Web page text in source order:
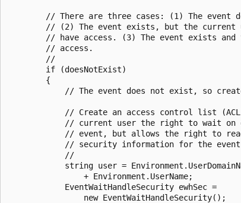
// There are three cases: (1) The event
// (2) The event exists, but the current
// have access. (3) The event exists and
        // access.
        //
        if (doesNotExist)
        {
// The event does not exist, so
// Create an access control list
// current user the right to wait on
// event, but allows the right to
// security information for the
            //
string user =
                + Environment.UserName;
            EventWaitHandleSecurity ewhSec =
                new EventWaitHandleSecurity();